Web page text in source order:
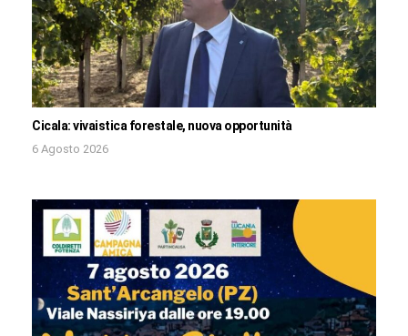
Cicala: vivaistica forestale, nuova opportunità
6 Agosto 2026